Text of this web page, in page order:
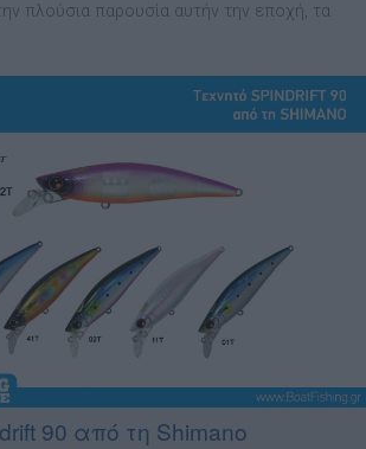
πλούσια παρουσία αυτήν την εποχή, τα
90 από τη Shimano